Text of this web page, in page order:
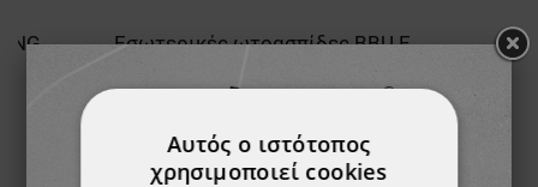
Εσωτερικές ωτοασπίδες BBU EP 500
0,50 €
Αυτός ο ιστότοπος
χρησιμοποιεί cookies